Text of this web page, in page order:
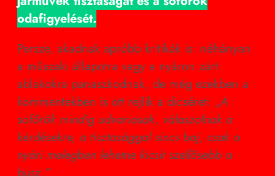
odafigyelését.
Persze, akadnak apróbb kritikák is: néhányan
a műszaki állapotra vagy a nyáron zárt
ablakokra panaszkodnak, de még ezekben a
kommentekben is ott rejlik a dicséret: „A
sofőrök mindig udvariasak, válaszolnak a
kérdésekre, a tisztasággal sincs baj, csak a
nyári melegben lehetne kicsit szellősebb a